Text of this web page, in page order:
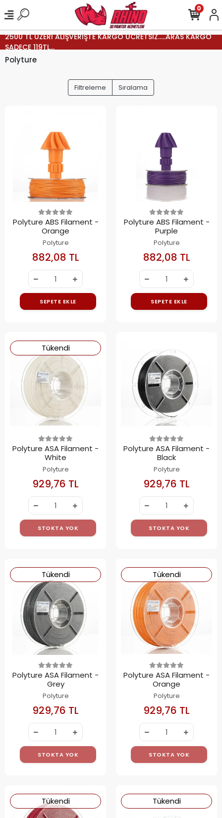
2500 TL ÜZERİ ALIŞVERİŞTE KARGO ÜCRETSİZ.....ARAS KARGO
SADECE 119TL...
0
Polyture
Filtreleme Sıralama
Polyture ABS Filament -
Orange
Polyture
882,08 TL
SEPETE EKLE
Polyture ABS Filament -
Purple
Polyture
882,08 TL
SEPETE EKLE
Tükendi
Polyture ASA Filament -
White
Polyture
929,76 TL
STOKTA YOK
Polyture ASA Filament -
Black
Polyture
929,76 TL
STOKTA YOK
Tükendi
Polyture ASA Filament -
Grey
Polyture
929,76 TL
STOKTA YOK
Tükendi
Polyture ASA Filament -
Orange
Polyture
929,76 TL
STOKTA YOK
Tükendi Tükendi